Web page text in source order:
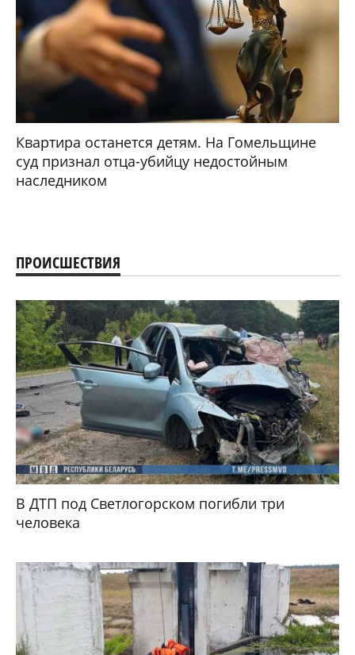
Квартира останется детям. На Гомельщине
суд признал отца-убийцу недостойным
наследником
ПРОИСШЕСТВИЯ
В ДТП под Светлогорском погибли три
человека